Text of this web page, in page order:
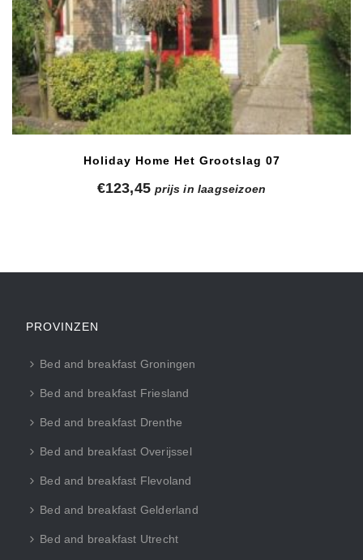
Holiday Home Het Grootslag 07
€123,45 prijs in laagseizoen
PROVINZEN
Bed and breakfast Groningen
Bed and breakfast Friesland
Bed and breakfast Drenthe
Bed and breakfast Overijssel
Bed and breakfast Flevoland
Bed and breakfast Gelderland
Bed and breakfast Utrecht